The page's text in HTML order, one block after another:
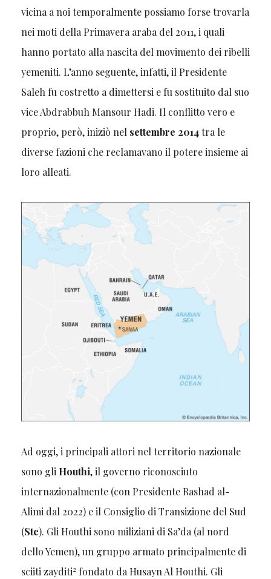
vicina a noi temporalmente possiamo forse trovarla
nei moti della Primavera araba del 2011, i quali
hanno portato alla nascita del movimento dei ribelli
yemeniti. L’anno seguente, infatti, il Presidente
Saleh fu costretto a dimettersi e fu sostituito dal suo
vice Abdrabbuh Mansour Hadi. Il conflitto vero e
proprio, però, iniziò nel settembre 2014tra le
diverse fazioni che reclamavano il potere insieme ai
loro alleati.
Ad oggi, i principali attori nel territorio nazionale
sono gli Houthi, il governo riconosciuto
internazionalmente (con Presidente Rashad al-
Alimi dal 2022) e il Consiglio di Transizione del Sud
(Stc). Gli Houthi sono miliziani di Sa’da (al nord
dello Yemen), un gruppo armato principalmente di
sciiti zayditi2fondato da Husayn Al Houthi. Gli